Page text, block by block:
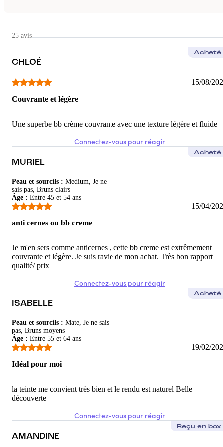
Super facile à appliquer. Hydratante et couvrante
5 /5
25 avis
CHLOÉ
Acheté
15/08/
Couvrante et légère
Une superbe bb crème couvrante avec une texture légère et fluide
Connectez-vous pour réagir
MURIEL
Peau et sourcils : Medium, Je ne
sais pas, Bruns clairs
Âge : Entre 45 et 54 ans
Acheté
15/04/
anti cernes ou bb creme
Je m'en sers comme anticernes , cette bb creme est extrêmement
couvrante et légère. Je suis ravie de mon achat. Très bon rapport
qualité/ prix
Connectez-vous pour réagir
ISABELLE
Peau et sourcils : Mate, Je ne sais
pas, Bruns moyens
Âge : Entre 55 et 64 ans
Acheté
19/02/
Idéal pour moi
la teinte me convient très bien et le rendu est naturel Belle
découverte
Connectez-vous pour réagir
AMANDINE
Reçu en box